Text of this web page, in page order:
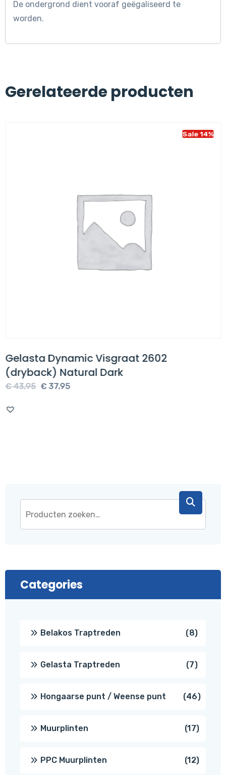
De ondergrond dient vooraf geëgaliseerd te
worden.
Gerelateerde producten
Sale 14%
Gelasta Dynamic Visgraat 2602
(dryback) Natural Dark
€43,95 Oorspronkelijke
€37,95Huidige
Categories
Belakos Traptreden 88
Gelasta Traptreden 77
Hongaarse punt / Weense punt 4646
Muurplinten 1717
PPC Muurplinten 1212